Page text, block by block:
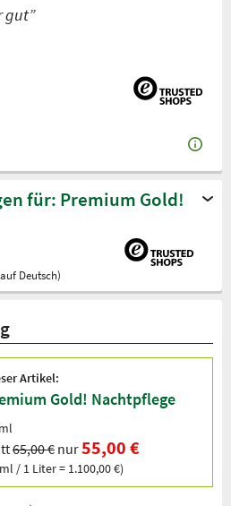
gut”
für: Premium Gold!
Deutsch)
Artikel:
Gold! Nachtpflege
65,00 € nur55,00 €
/ 1 Liter = 1.100,00 €)